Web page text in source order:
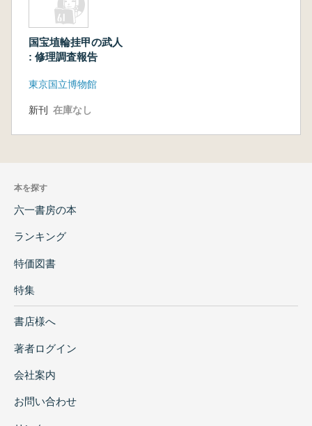
国宝埴輪挂甲の武人
: 修理調査報告
東京国立博物館
新刊 在庫なし
本を探す
六一書房の本
ランキング
特価図書
特集
書店様へ
著者ログイン
会社案内
お問い合わせ